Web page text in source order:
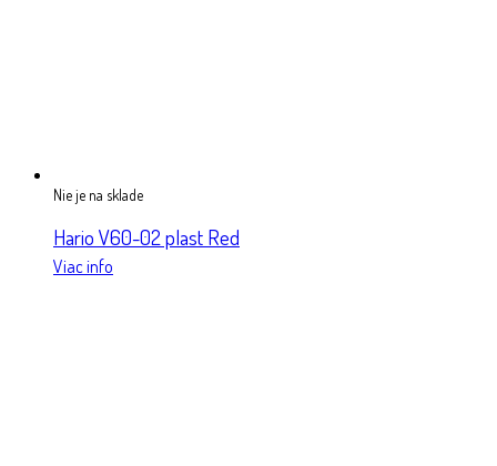
Nie je na sklade
Hario V60-02 plast Red
Viac info